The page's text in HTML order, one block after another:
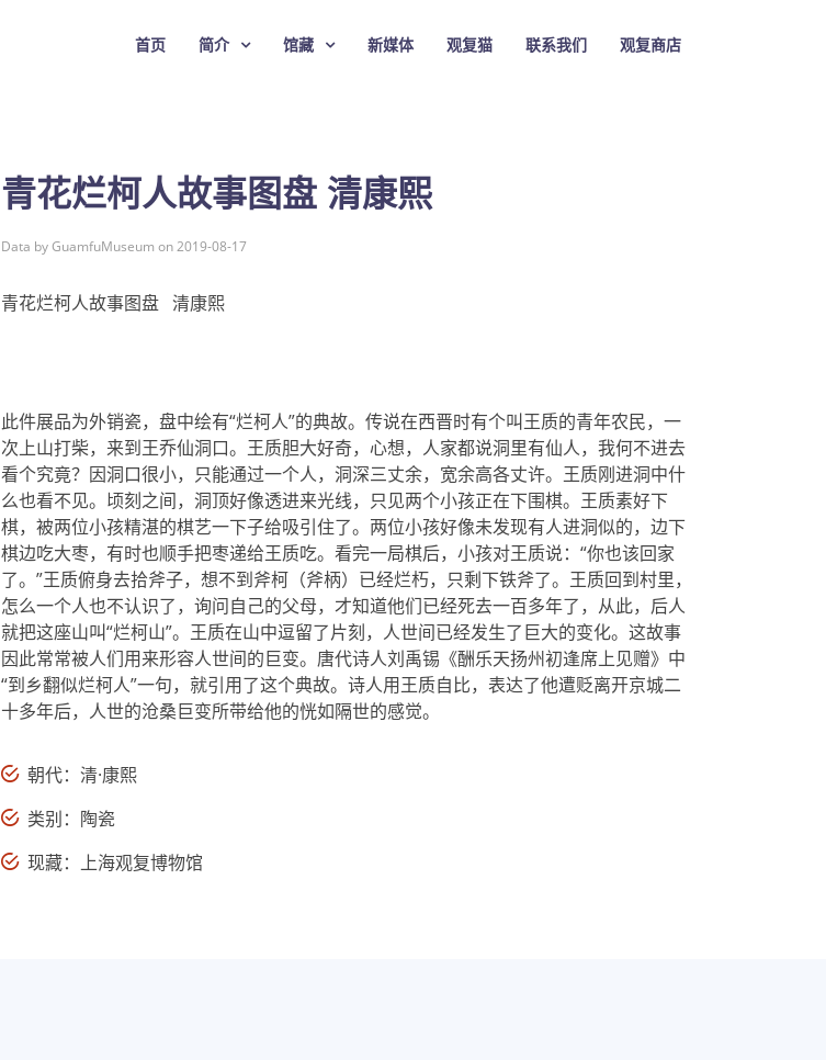
首页 简介 馆藏 新媒体 观复猫 联系我们 观复商店
青花烂柯人故事图盘 清康熙
Data by GuamfuMuseum on 2019-08-17
青花烂柯人故事图盘 清康熙
此件展品为外销瓷，盘中绘有“烂柯人”的典故。传说在西晋时有个叫王质的青年农民，一
次上山打柴，来到王乔仙洞口。王质胆大好奇，心想，人家都说洞里有仙人，我何不进去
看个究竟？因洞口很小，只能通过一个人，洞深三丈余，宽余高各丈许。王质刚进洞中什
么也看不见。顷刻之间，洞顶好像透进来光线，只见两个小孩正在下围棋。王质素好下
棋，被两位小孩精湛的棋艺一下子给吸引住了。两位小孩好像未发现有人进洞似的，边下
棋边吃大枣，有时也顺手把枣递给王质吃。看完一局棋后，小孩对王质说：“你也该回家
了。”王质俯身去拾斧子，想不到斧柯（斧柄）已经烂朽，只剩下铁斧了。王质回到村里，
怎么一个人也不认识了，询问自己的父母，才知道他们已经死去一百多年了，从此，后人
就把这座山叫“烂柯山”。王质在山中逗留了片刻，人世间已经发生了巨大的变化。这故事
因此常常被人们用来形容人世间的巨变。唐代诗人刘禹锡《酬乐天扬州初逢席上见赠》中
“到乡翻似烂柯人”一句，就引用了这个典故。诗人用王质自比，表达了他遭贬离开京城二
十多年后，人世的沧桑巨变所带给他的恍如隔世的感觉。
朝代：清·康熙
类别：陶瓷
现藏：上海观复博物馆